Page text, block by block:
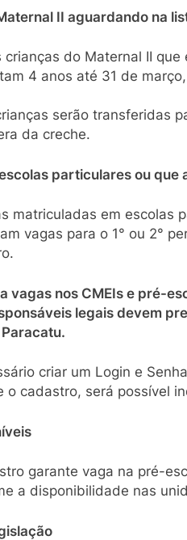
II aguardando na
crianças do Maternal II
4 anos até 31 de
serão transferidas
da creche.
particulares ou
matriculadas em escolas
vagas para o 1° ou 2°
vagas nos CMEIs e pré-
legais devem
criar um Login e
o cadastro, será possível
garante vaga na pré-
a disponibilidade nas